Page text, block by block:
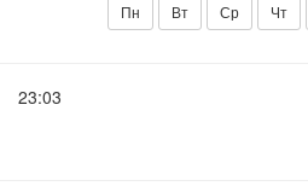
Пн Вт Ср Чт
23:03